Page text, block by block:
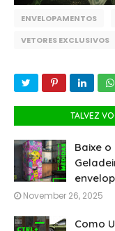
ENVELOPAMENTOS
VETORES EXCLUSIVOS
TALVEZ
Baixe
November 26, 2025
Como